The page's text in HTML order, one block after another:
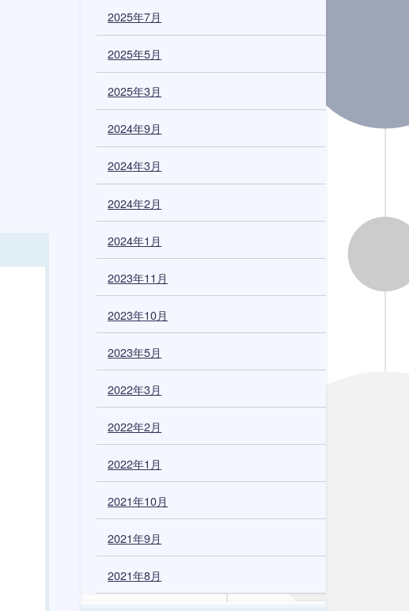
2025年7月
2025年5月
2025年3月
2024年9月
2024年3月
2024年2月
2024年1月
2023年11月
2023年10月
2023年5月
2022年3月
2022年2月
2022年1月
2021年10月
2021年9月
2021年8月